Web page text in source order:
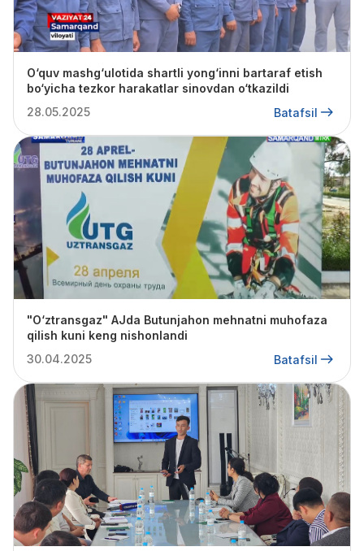
O‘quv mashg‘ulotida shartli yong‘inni bartaraf etish
bo‘yicha tezkor harakatlar sinovdan o‘tkazildi
28.05.2025
Batafsil
"O‘ztransgaz" AJda Butunjahon mehnatni muhofaza
qilish kuni keng nishonlandi
30.04.2025
Batafsil